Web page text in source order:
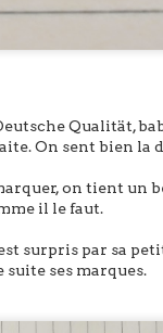
Qualität,
On sent bien la
on tient un
il le faut.
surpris par sa
ses marques.
du stylo, la balance